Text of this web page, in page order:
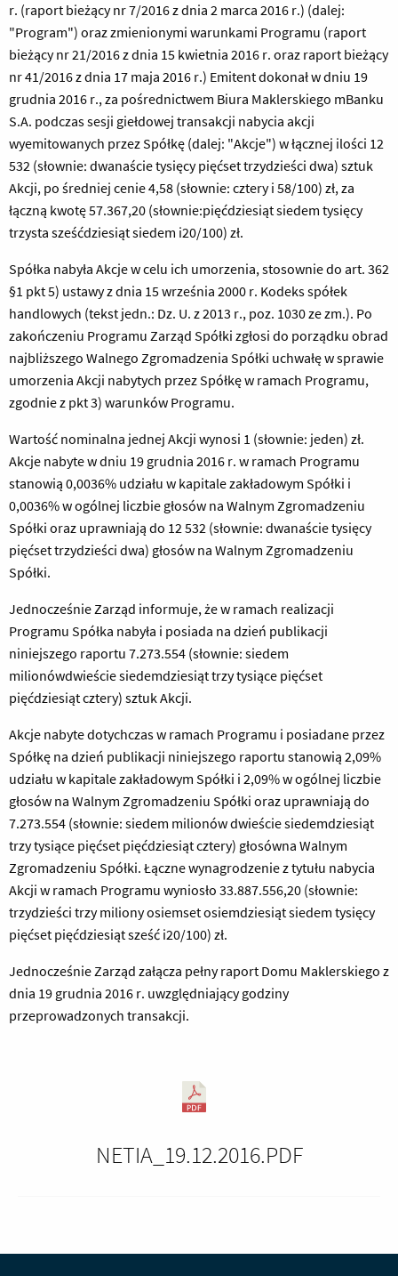
r. (raport bieżący nr 7/2016 z dnia 2 marca 2016 r.) (dalej:
"Program") oraz zmienionymi warunkami Programu (raport
bieżący nr 21/2016 z dnia 15 kwietnia 2016 r. oraz raport bieżący
nr 41/2016 z dnia 17 maja 2016 r.) Emitent dokonał w dniu 19
grudnia 2016 r., za pośrednictwem Biura Maklerskiego mBanku
S.A. podczas sesji giełdowej transakcji nabycia akcji
wyemitowanych przez Spółkę (dalej: "Akcje") w łącznej ilości 12
532 (słownie: dwanaście tysięcy pięćset trzydzieści dwa) sztuk
Akcji, po średniej cenie 4,58 (słownie: cztery i 58/100) zł, za
łączną kwotę 57.367,20 (słownie:pięćdziesiąt siedem tysięcy
trzysta sześćdziesiąt siedem i20/100) zł.
Spółka nabyła Akcje w celu ich umorzenia, stosownie do art. 362
§1 pkt 5) ustawy z dnia 15 września 2000 r. Kodeks spółek
handlowych (tekst jedn.: Dz. U. z 2013 r., poz. 1030 ze zm.). Po
zakończeniu Programu Zarząd Spółki zgłosi do porządku obrad
najbliższego Walnego Zgromadzenia Spółki uchwałę w sprawie
umorzenia Akcji nabytych przez Spółkę w ramach Programu,
zgodnie z pkt 3) warunków Programu.
Wartość nominalna jednej Akcji wynosi 1 (słownie: jeden) zł.
Akcje nabyte w dniu 19 grudnia 2016 r. w ramach Programu
stanowią 0,0036% udziału w kapitale zakładowym Spółki i
0,0036% w ogólnej liczbie głosów na Walnym Zgromadzeniu
Spółki oraz uprawniają do 12 532 (słownie: dwanaście tysięcy
pięćset trzydzieści dwa) głosów na Walnym Zgromadzeniu
Spółki.
Jednocześnie Zarząd informuje, że w ramach realizacji
Programu Spółka nabyła i posiada na dzień publikacji
niniejszego raportu 7.273.554 (słownie: siedem
milionówdwieście siedemdziesiąt trzy tysiące pięćset
pięćdziesiąt cztery) sztuk Akcji.
Akcje nabyte dotychczas w ramach Programu i posiadane przez
Spółkę na dzień publikacji niniejszego raportu stanowią 2,09%
udziału w kapitale zakładowym Spółki i 2,09% w ogólnej liczbie
głosów na Walnym Zgromadzeniu Spółki oraz uprawniają do
7.273.554 (słownie: siedem milionów dwieście siedemdziesiąt
trzy tysiące pięćset pięćdziesiąt cztery) głosówna Walnym
Zgromadzeniu Spółki. Łączne wynagrodzenie z tytułu nabycia
Akcji w ramach Programu wyniosło 33.887.556,20 (słownie:
trzydzieści trzy miliony osiemset osiemdziesiąt siedem tysięcy
pięćset pięćdziesiąt sześć i20/100) zł.
Jednocześnie Zarząd załącza pełny raport Domu Maklerskiego z
dnia 19 grudnia 2016 r. uwzględniający godziny
przeprowadzonych transakcji.
NETIA_19.12.2016.PDF